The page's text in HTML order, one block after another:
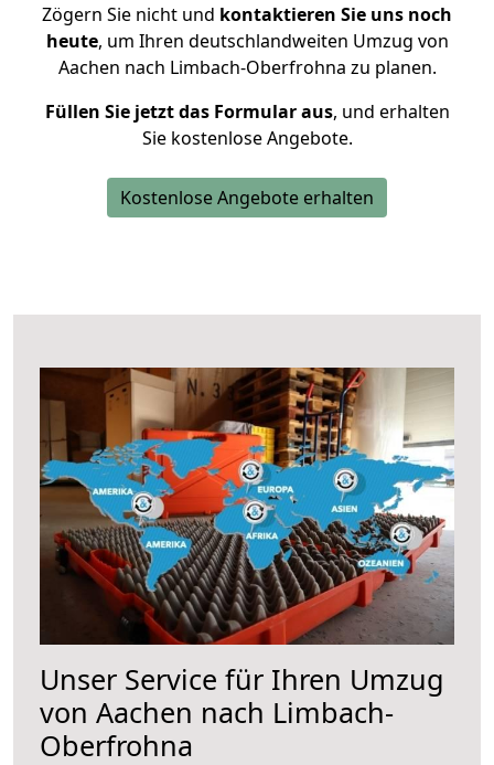
Zögern Sie nicht und kontaktieren Sie uns noch
heute, um Ihren deutschlandweiten Umzug von
Aachen nach Limbach-Oberfrohna zu planen.
Füllen Sie jetzt das Formular aus, und erhalten
Sie kostenlose Angebote.
Kostenlose Angebote erhalten
Unser Service für Ihren Umzug
von Aachen nach Limbach-
Oberfrohna